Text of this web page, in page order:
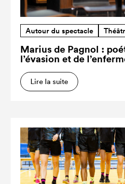
Autour du spectacle
Marius de Pagnol :
l’évasion et de
Lire la suite